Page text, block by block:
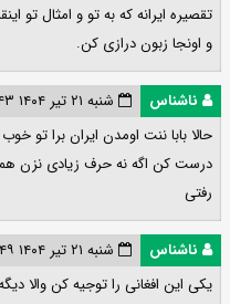
تقصیره ایرانه که به تو و امثال تو
و اونجا زبون درازی کن.
ناشناس
شنبه ۲۱ تیر ۱۴۰۴ ۱۷:۵۵:۴۳
حالا بابا ننت اومدن ایران برا تو
درست کن اگه نه حرف زیادی نزن
رفتی
ناشناس
شنبه ۲۱ تیر ۱۴۰۴ ۱۷:۵۵:۴۹
یکی این افغانی را توجیه کن والا